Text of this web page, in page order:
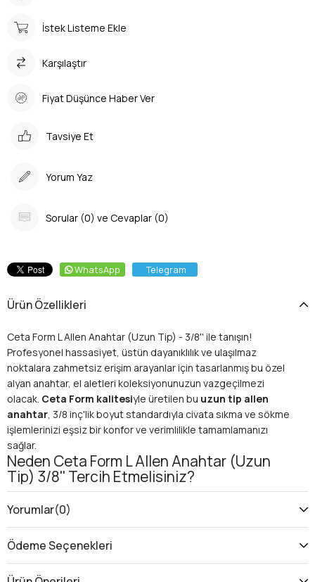
İstek Listeme Ekle
Karşılaştır
Fiyat Düşünce Haber Ver
Tavsiye Et
Yorum Yaz
Sorular (0) ve Cevaplar (0)
WhatsApp Telegram
Ürün Özellikleri
Ceta Form L Allen Anahtar (Uzun Tip) - 3/8'' ile tanışın!
Profesyonel hassasiyet, üstün dayanıklılık ve ulaşılmaz
noktalara zahmetsiz erişim arayanlar için tasarlanmış bu özel
alyan anahtar, el aletleri koleksiyonunuzun vazgeçilmezi
olacak. Ceta Form kalitesiyle üretilen bu uzun tip allen
anahtar, 3/8 inç'lik boyut standardıyla civata sıkma ve sökme
işlemlerinizi eşsiz bir konfor ve verimlilikle tamamlamanızı
sağlar.
Neden Ceta Form L Allen Anahtar (Uzun
Tip) 3/8'' Tercih Etmelisiniz?
Ceta Form'un mühendislik harikasıL Allen Anahtar (Uzun Tip)
- 3/8'', sadece bir el aleti olmanın ötesinde, her türlü tamirat
alyan anahtarı tercih etmeniz için başlıca nedenler:
Ulaşılmaz Alanlara Kolay Erişim
Yorumlar(0)
Ödeme Seçenekleri